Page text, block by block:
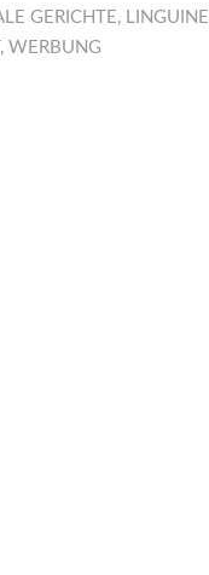
GERICHTE, LINGUINE
, WERBUNG